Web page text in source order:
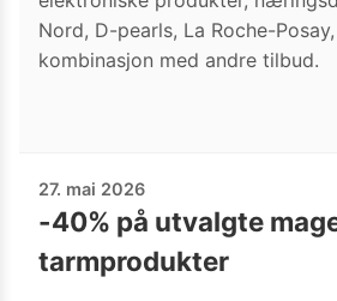
Nord, D-pearls, La Roche-
kombinasjon med andre tilbud.
27. mai 2026
-40% på utvalgte
tarmprodukter